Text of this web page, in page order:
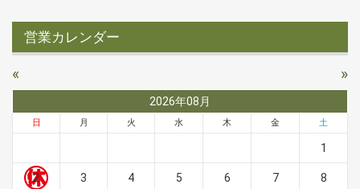
営業カレンダー
« »
2026年08月
日 月 火 水 木 金 土
1
2 3 4 5 6 7 8